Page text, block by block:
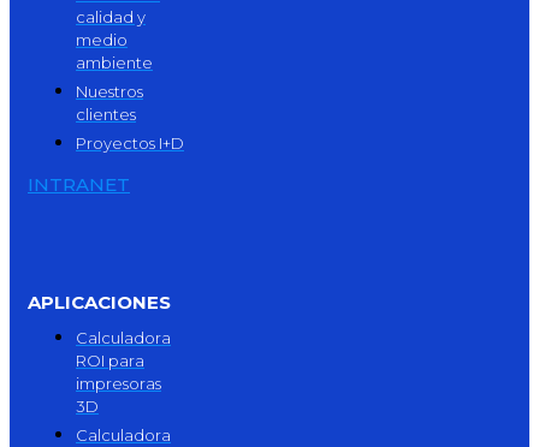
calidad y
medio
ambiente
Nuestros
clientes
Proyectos I+D
INTRANET
APLICACIONES
Calculadora
ROI para
impresoras
3D
Calculadora